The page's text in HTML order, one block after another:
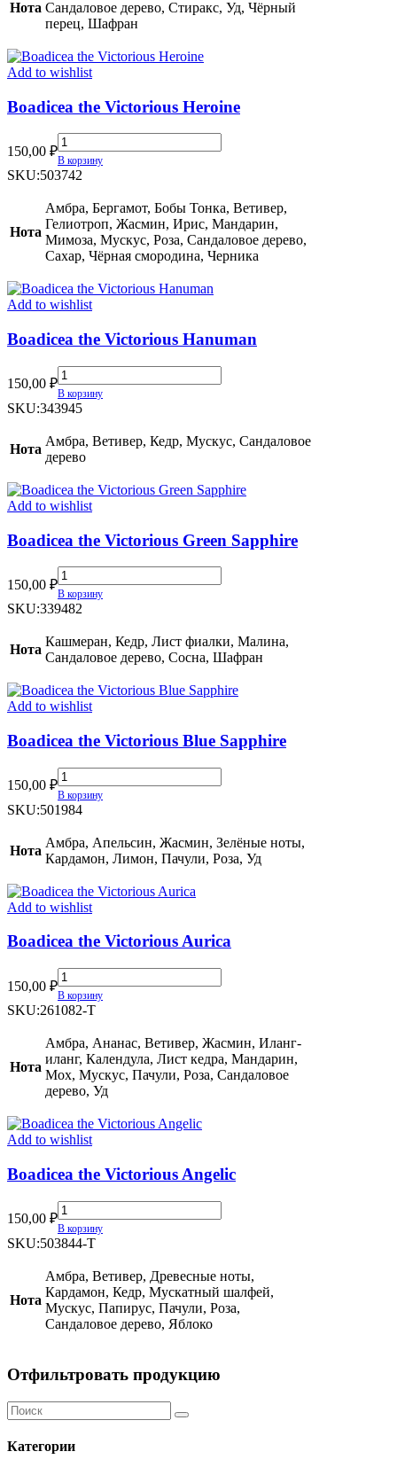
quantity
Нота Сандаловое дерево, Стиракс, Уд, Чёрный
перец, Шафран
Add to wishlist
Boadicea the Victorious Heroine
150,00 ₽
Boadicea
the
Victorious
quantity
В корзину
SKU:503742
Нота
Амбра, Бергамот, Бобы Тонка, Ветивер,
Гелиотроп, Жасмин, Ирис, Мандарин,
Мимоза, Мускус, Роза, Сандаловое дерево,
Сахар, Чёрная смородина, Черника
Add to wishlist
Boadicea the Victorious Hanuman
150,00 ₽
Boadicea
the
Victorious
quantity
В корзину
SKU:343945
Нота
Амбра, Ветивер, Кедр, Мускус, Сандаловое
дерево
Add to wishlist
Boadicea the Victorious Green Sapphire
150,00 ₽
Boadicea
the
Victorious
Sapphire
quantity
В корзину
SKU:339482
Нота
Кашмеран, Кедр, Лист фиалки, Малина,
Сандаловое дерево, Сосна, Шафран
Add to wishlist
Boadicea the Victorious Blue Sapphire
150,00 ₽
Boadicea
the
Victorious
Sapphire
quantity
В корзину
SKU:501984
Нота
Амбра, Апельсин, Жасмин, Зелёные ноты,
Кардамон, Лимон, Пачули, Роза, Уд
Add to wishlist
Boadicea the Victorious Aurica
150,00 ₽
Boadicea
the
Victorious
quantity
В корзину
SKU:261082-T
Нота
Амбра, Ананас, Ветивер, Жасмин, Иланг-
иланг, Календула, Лист кедра, Мандарин,
Мох, Мускус, Пачули, Роза, Сандаловое
дерево, Уд
Add to wishlist
Boadicea the Victorious Angelic
150,00 ₽
Boadicea
the
Victorious
quantity
В корзину
SKU:503844-T
Нота
Амбра, Ветивер, Древесные ноты,
Кардамон, Кедр, Мускатный шалфей,
Мускус, Папирус, Пачули, Роза,
Сандаловое дерево, Яблоко
Отфильтровать продукцию
Категории